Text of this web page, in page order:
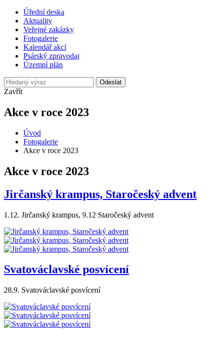
Úřední deska
Aktuality
Veřejné zakázky
Fotogalerie
Kalendář akcí
Psárský zpravodaj
Územní plán
Odeslat
Zavřít
Akce v roce 2023
Úvod
Fotogalerie
Akce v roce 2023
Akce v roce 2023
Jirčanský krampus, Staročeský advent
1.12. Jirčanský krampus, 9.12 Staročeský advent
Svatováclavské posvícení
28.9. Svatováclavské posvícení